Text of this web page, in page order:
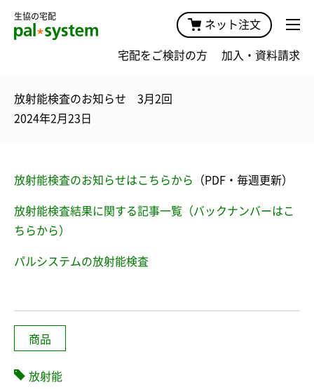
生協の宅配
ネット注文
宅配をご検討の方 加入・資料請求
放射能検査のお知らせ 3月2回
2024年2月23日
放射能検査のお知らせはこちらから （PDF・毎週更新）
放射能検査結果に関する記事一覧（バックナンバーはこ
ちらから）
パルシステムの放射能検査
商品
放射能